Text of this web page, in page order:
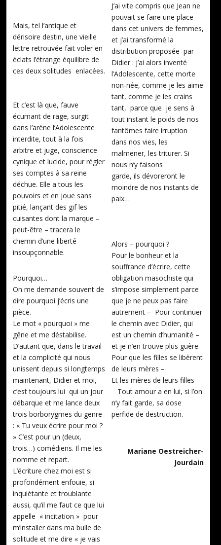
Mais, tel l’antique et
dérisoire destin, une vieille
lettre retrouvée fait voler en
éclats l’étrange équilibre de
ces deux solitudes enlacées.
Et c’est là que, fauve
écumant de rage, surgit
dans l’arène l’Adolescente
interdite, tout à la fois
arbitre et juge, conscience
cynique et lucide, pour régler
ses comptes à sa reine
déchue. Elle a tous les
pouvoirs et en joue sans
pitié, lançant des gif les
cuisantes dont la marque –
peut-être – tracera le
chemin d’une liberté
insoupçonnable.
Pourquoi…
On me demande souvent de
dire pourquoi j’écris une
pièce.
Le mot « pourquoi » me
gêne et me déstabilise.
D’autant que, dans le travail
et la complicité qui nous
unissent depuis si longtemps
maintenant, Didier et moi,
c’est toujours lui qui un jour
débarque et me lance deux
trois borborygmes du genre
: « Tu veux écrire pour moi ?
» C’est pour un (deux,
trois…) comédiens. Il me les
nomme et repart.
L’écriture chez moi est si
profondément enfouie, si
inquiétante et troublante
aussi, qu’il me faut ce que lui
appelle « incitation » pour
m’installer dans ma bulle de
solitude et me dire « je vais
J’ai vite compris que Jean ne
pouvait se faire une place
dans cet univers de femmes,
et j’ai transformé la
distribution proposée par
Didier : j’ai alors inventé
l’Adolescente, cette morte
non-née, comme je les aime
tant, comme je les crains
tant, parce que je sens à
tout instant le poids de nos
fantômes faire irruption
dans nos vies, les
malmener, les triturer. Si
nous n’y faisons
garde, ils dévoreront le
moindre de nos instants de
paix…
Alors – pourquoi ?
Pour le bonheur et la
souffrance d’écrire, cette
obligation masochiste qui
s’impose simplement parce
que je ne peux pas faire
autrement – Pour continuer
le chemin avec Didier, qui
est un chemin d’humanité –
et je n’en trouve plus guère.
Pour que les filles se libèrent
de leurs mères –
Et les mères de leurs filles –
Tout amour a en lui, si l’on
n’y fait garde, sa dose
perfide de destruction.
Mariane Oestreicher-
Jourdain